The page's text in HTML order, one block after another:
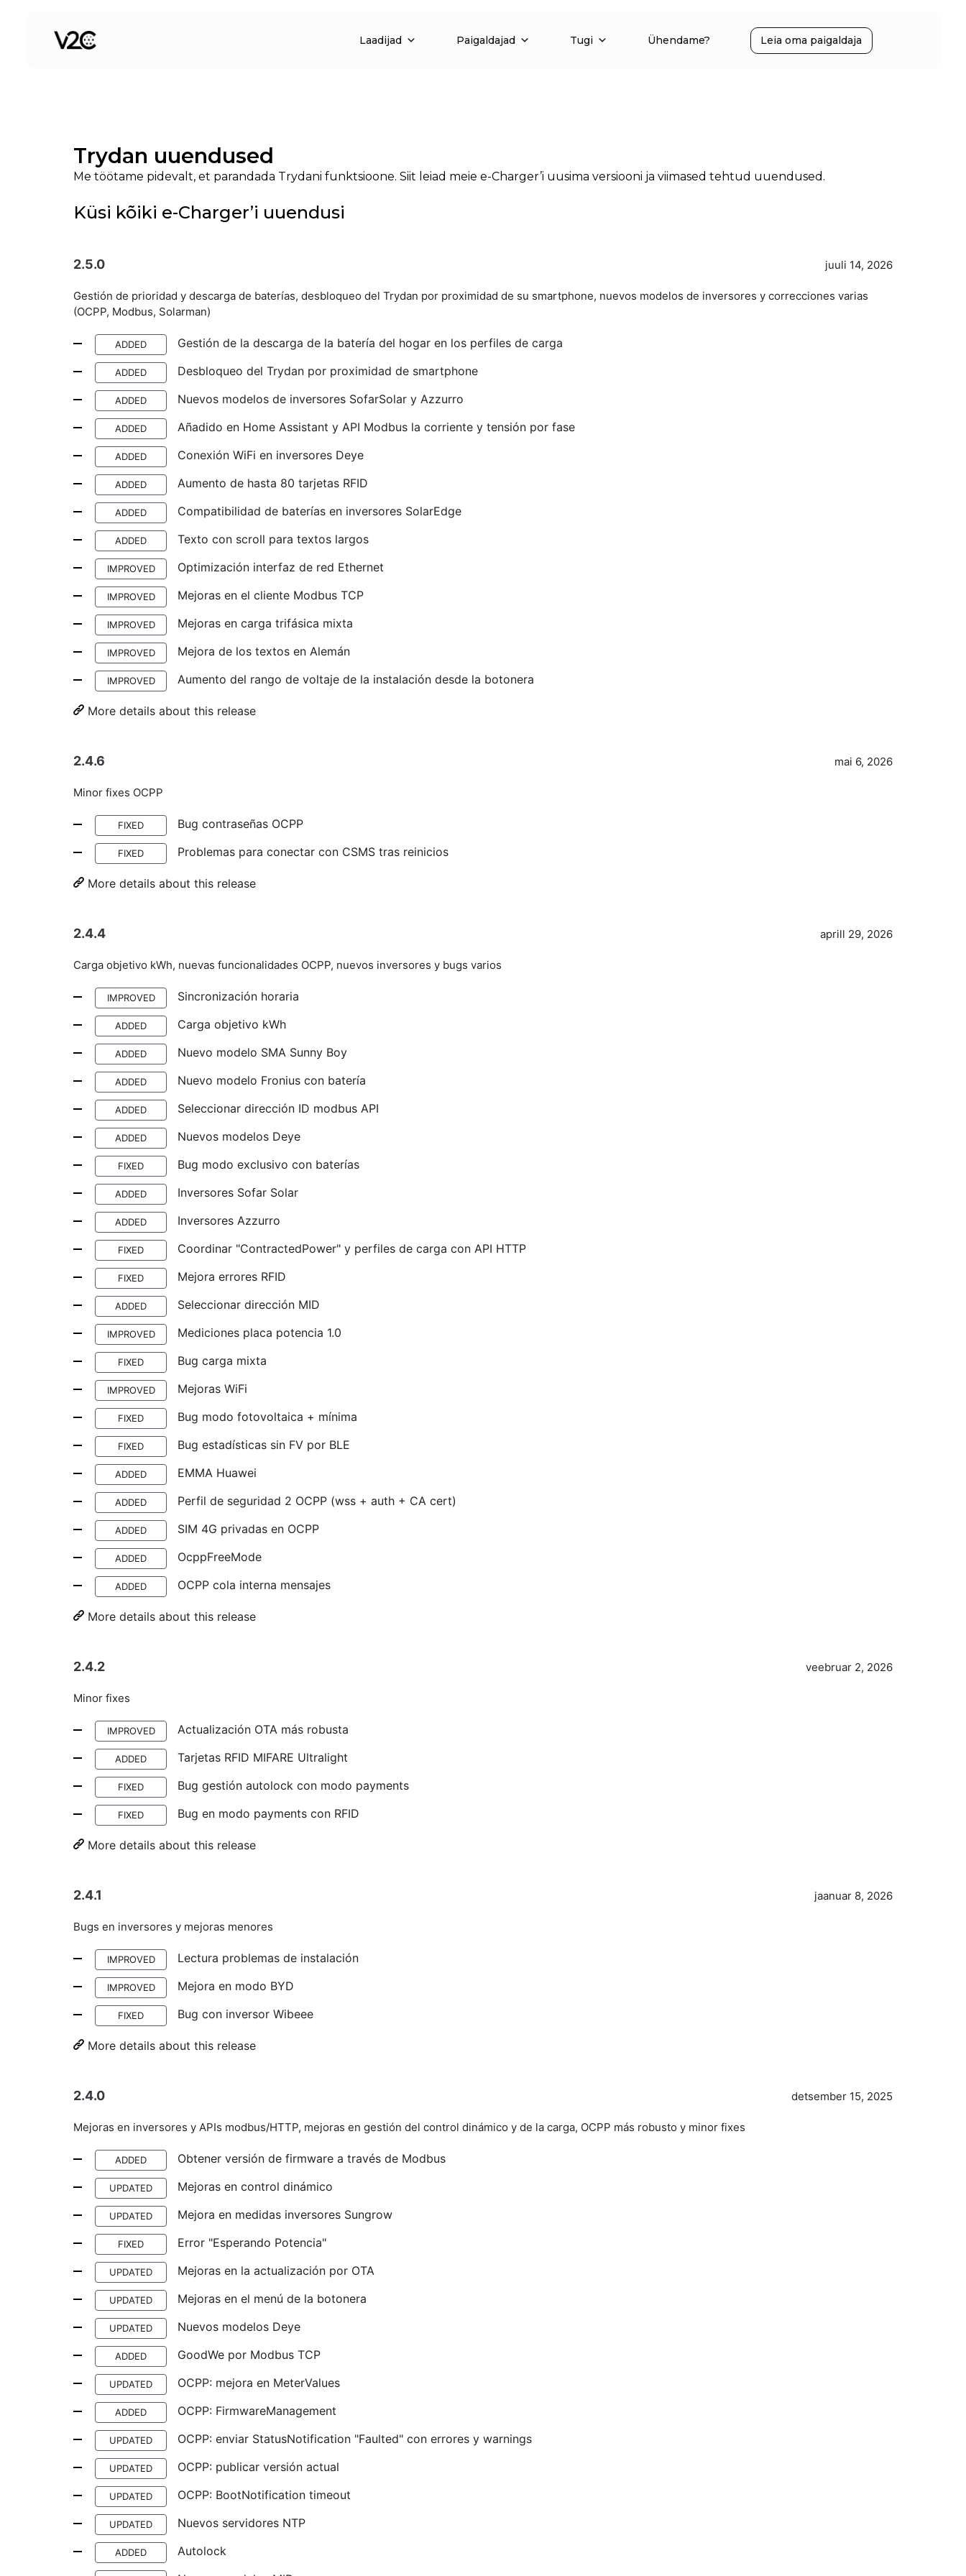
Laadijad Paigaldajad Tugi Ühendame? Leia oma paigaldaja
Trydan uuendused
Me töötame pidevalt, et parandada Trydani funktsioone. Siit leiad meie e-Charger’i uusima versiooni ja viimased tehtud uuendused.
Küsi kõiki e-Charger’i uuendusi
2.5.0 juuli 14, 2026
Gestión de prioridad y descarga de baterías, desbloqueo del Trydan por proximidad de su smartphone, nuevos modelos de inversores y correcciones varias
(OCPP, Modbus, Solarman)
ADDED Gestión de la descarga de la batería del hogar en los perfiles de carga
ADDED Desbloqueo del Trydan por proximidad de smartphone
ADDED Nuevos modelos de inversores SofarSolar y Azzurro
ADDED Añadido en Home Assistant y API Modbus la corriente y tensión por fase
ADDED Conexión WiFi en inversores Deye
ADDED Aumento de hasta 80 tarjetas RFID
ADDED Compatibilidad de baterías en inversores SolarEdge
ADDED Texto con scroll para textos largos
IMPROVED Optimización interfaz de red Ethernet
IMPROVED Mejoras en el cliente Modbus TCP
IMPROVED Mejoras en carga trifásica mixta
IMPROVED Mejora de los textos en Alemán
IMPROVED Aumento del rango de voltaje de la instalación desde la botonera
More details about this release
2.4.6 mai 6, 2026
Minor fixes OCPP
FIXED Bug contraseñas OCPP
FIXED Problemas para conectar con CSMS tras reinicios
More details about this release
2.4.4 aprill 29, 2026
Carga objetivo kWh, nuevas funcionalidades OCPP, nuevos inversores y bugs varios
IMPROVED Sincronización horaria
ADDED Carga objetivo kWh
ADDED Nuevo modelo SMA Sunny Boy
ADDED Nuevo modelo Fronius con batería
ADDED Seleccionar dirección ID modbus API
ADDED Nuevos modelos Deye
FIXED Bug modo exclusivo con baterías
ADDED Inversores Sofar Solar
ADDED Inversores Azzurro
FIXED Coordinar "ContractedPower" y perfiles de carga con API HTTP
FIXED Mejora errores RFID
ADDED Seleccionar dirección MID
IMPROVED Mediciones placa potencia 1.0
FIXED Bug carga mixta
IMPROVED Mejoras WiFi
FIXED Bug modo fotovoltaica + mínima
FIXED Bug estadísticas sin FV por BLE
ADDED EMMA Huawei
ADDED Perfil de seguridad 2 OCPP (wss + auth + CA cert)
ADDED SIM 4G privadas en OCPP
ADDED OcppFreeMode
ADDED OCPP cola interna mensajes
More details about this release
2.4.2 veebruar 2, 2026
Minor fixes
IMPROVED Actualización OTA más robusta
ADDED Tarjetas RFID MIFARE Ultralight
FIXED Bug gestión autolock con modo payments
FIXED Bug en modo payments con RFID
More details about this release
2.4.1 jaanuar 8, 2026
Bugs en inversores y mejoras menores
IMPROVED Lectura problemas de instalación
IMPROVED Mejora en modo BYD
FIXED Bug con inversor Wibeee
More details about this release
2.4.0 detsember 15, 2025
Mejoras en inversores y APIs modbus/HTTP, mejoras en gestión del control dinámico y de la carga, OCPP más robusto y minor fixes
ADDED Obtener versión de firmware a través de Modbus
UPDATED Mejoras en control dinámico
UPDATED Mejora en medidas inversores Sungrow
FIXED Error "Esperando Potencia"
UPDATED Mejoras en la actualización por OTA
UPDATED Mejoras en el menú de la botonera
UPDATED Nuevos modelos Deye
ADDED GoodWe por Modbus TCP
UPDATED OCPP: mejora en MeterValues
ADDED OCPP: FirmwareManagement
UPDATED OCPP: enviar StatusNotification "Faulted" con errores y warnings
UPDATED OCPP: publicar versión actual
UPDATED OCPP: BootNotification timeout
UPDATED Nuevos servidores NTP
ADDED Autolock